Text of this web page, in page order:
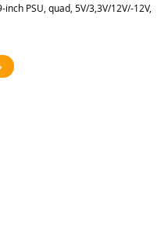
inch PSU, quad, 5V/3,3V/12V/-12V,